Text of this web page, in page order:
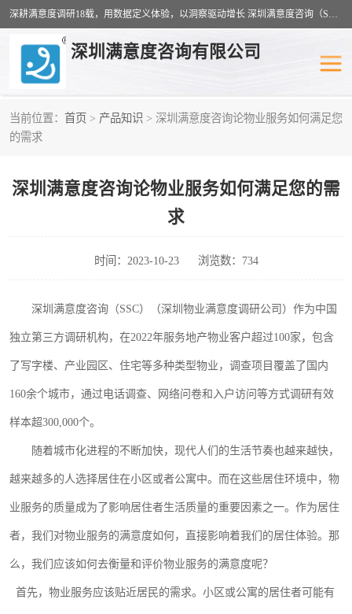
深耕满意度调研18载，用数据定义体验，以洞察驱动增长 深圳满意度咨询（SSC）：十八年专注，丈量每一份体验。
深圳满意度咨询有限公司
当前位置： 首页 > 产品知识 > 深圳满意度咨询论物业服务如何满足您
的需求
深圳满意度咨询论物业服务如何满足您的需
求
时间：2023-10-23 浏览数：734
深圳满意度咨询（SSC）（深圳物业满意度调研公司） 作为中国
独立第三方调研机构，在2022年服务地产物业客户超过100家，包含
了写字楼、产业园区、住宅等多种类型物业，调查项目覆盖了国内
160余个城市，通过电话调查、网络问卷和入户访问等方式调研有效
样本超300,000个。
随着城市化进程的不断加快，现代人们的生活节奏也越来越快，
越来越多的人选择居住在小区或者公寓中。而在这些居住环境中，物
业服务的质量成为了影响居住者生活质量的重要因素之一。作为居住
者，我们对物业服务的满意度如何，直接影响着我们的居住体验。那
么，我们应该如何去衡量和评价物业服务的满意度呢？
首先，物业服务应该贴近居民的需求。小区或公寓的居住者可能有
物业满意度调查
客户满意度调查 医疗服务业满意度
营商环境满意度 员工满意度